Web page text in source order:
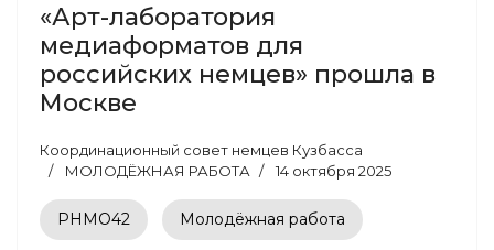
«Арт-лаборатория
медиаформатов для
российских немцев» прошла в
Москве
Координационный совет немцев Кузбасса
МОЛОДЁЖНАЯ РАБОТА
14 октября 2025
РНМО42 Молодёжная работа